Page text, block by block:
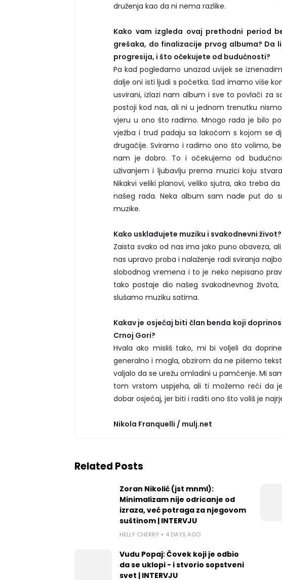
druženja kao da ni nema razlike.
Kako vam izgleda ovaj prethodni period
grešaka, do finalizacije prvog albuma? Da
progresija, i što očekujete od budućnosti?
Pa kad pogledamo unazad uvijek se
dalje oni isti ljudi s početka. Sad imamo više
usvirani, izlazi nam album i sve to povlači za
postoji kod nas, ali ni u jednom trenutku
vjeru u ono što radimo. Mnogo rada je bilo
vježba i trud padaju sa lakoćom s kojom se
drugačije. Sviramo i radimo ono što volimo,
nam je dobro. To i očekujemo od
uživanjem i ljubavlju prema muzici koju
Nikakvi veliki planovi, veliko sjutra, ako treba
našeg rada. Neka album sam nađe put do
muzike.
Kako usklađujete muziku i svakodnevni život?
Zaista svako od nas ima jako puno obaveza,
nas upravo proba i nalaženje radi sviranja
slobodnog vremena i to je neko nepisano
tako postaje dio našeg svakodnevnog
slušamo muziku satima.
Kakav je osjećaj biti član benda koji
Crnoj Gori?
Hvala ako misliš tako, mi bi voljeli da
generalno i mogla, obzirom da ne pišemo
valjalo da se urežu omladini u pamćenje. Mi
tom vrstom uspjeha, ali ti možemo reći da
dobar osjećaj, jer biti i raditi ono što voliš je
Nikola Franquelli / mulj.net
Related Posts
Zoran Nikolić (jst mnml):
Minimalizam nije odricanje od
izraza, već potraga za njegovom
suštinom | INTERVJU
HELLY CHERRY 4 DAYS AGO
Vudu Popaj: Čovek koji je odbio
da se uklopi - i stvorio sopstveni
svet | INTERVJU